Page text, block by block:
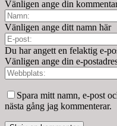
Vänligen ange din
Vänligen ange ditt namn här
Du har angett en felaktig e-
Vänligen ange din e-
Spara mitt namn, e-post
nästa gång jag kommenterar.